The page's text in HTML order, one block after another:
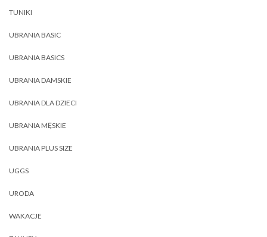
TUNIKI
UBRANIA BASIC
UBRANIA BASICS
UBRANIA DAMSKIE
UBRANIA DLA DZIECI
UBRANIA MĘSKIE
UBRANIA PLUS SIZE
UGGS
URODA
WAKACJE